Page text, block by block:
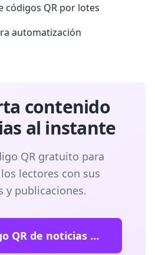
códigos QR por lotes
automatización
contenido
al instante
QR gratuito para
lectores con sus
y publicaciones.
Crear código QR de noticias gratuito